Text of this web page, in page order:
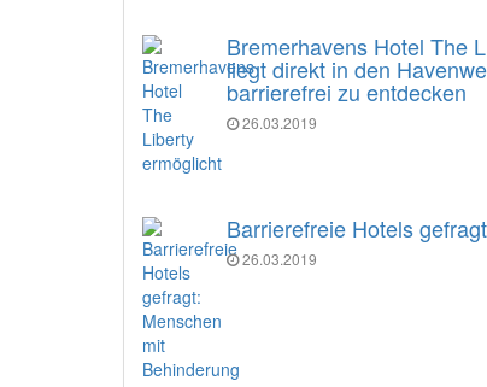
Bremerhavens Hotel The
liegt direkt in den
barrierefrei zu entdecken
26.03.2019
Barrierefreie Hotels
26.03.2019